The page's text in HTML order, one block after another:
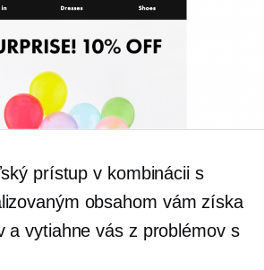
prístup v kombinácii s
obsahom vám získa
a vytiahne vás z problémov s